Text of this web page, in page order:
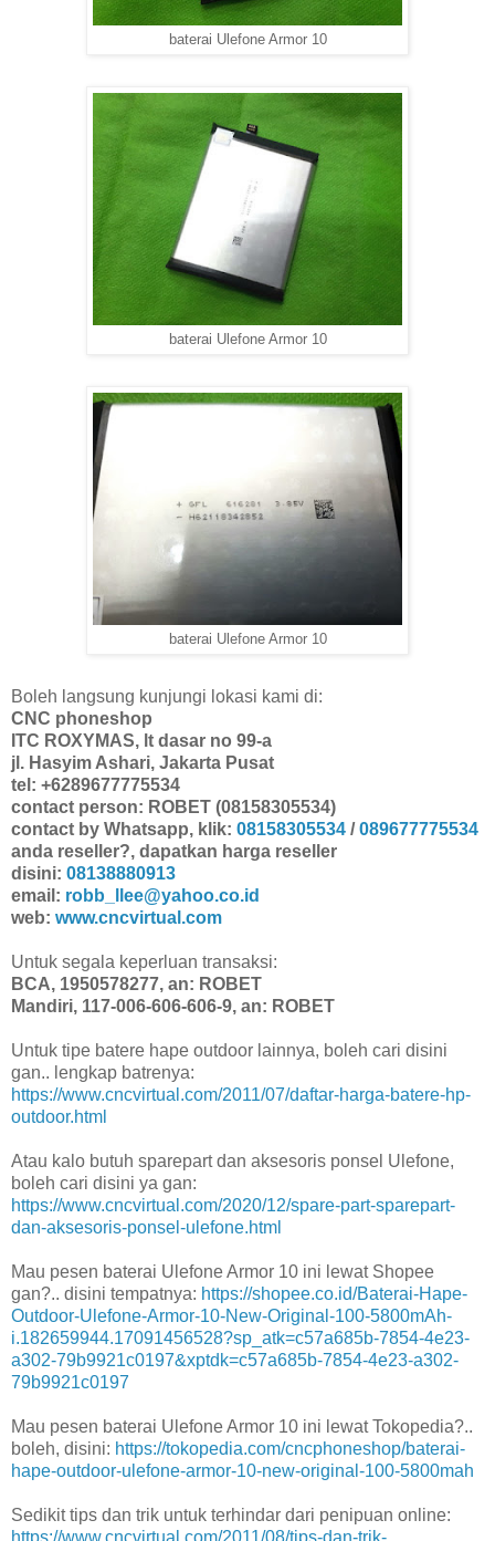
baterai Ulefone Armor 10
baterai Ulefone Armor 10
baterai Ulefone Armor 10
Boleh langsung kunjungi lokasi kami di:
CNC phoneshop
ITC ROXYMAS, lt dasar no 99-a
jl. Hasyim Ashari, Jakarta Pusat
tel: +6289677775534
contact person: ROBET (08158305534)
contact by Whatsapp, klik: 08158305534 /089677775534
anda reseller?, dapatkan harga reseller
disini: 08138880913
email: robb_llee@yahoo.co.id
web: www.cncvirtual.com
Untuk segala keperluan transaksi:
BCA, 1950578277, an: ROBET
Mandiri, 117-006-606-606-9, an: ROBET
Untuk tipe batere hape outdoor lainnya, boleh cari disini
gan.. lengkap batrenya:
https://www.cncvirtual.com/2011/07/daftar-harga-batere-hp-
outdoor.html
Atau kalo butuh sparepart dan aksesoris ponsel Ulefone,
boleh cari disini ya gan:
https://www.cncvirtual.com/2020/12/spare-part-sparepart-
dan-aksesoris-ponsel-ulefone.html
Mau pesen baterai Ulefone Armor 10 ini lewat Shopee
gan?.. disini tempatnya: https://shopee.co.id/Baterai-Hape-
Outdoor-Ulefone-Armor-10-New-Original-100-5800mAh-
i.182659944.17091456528?sp_atk=c57a685b-7854-4e23-
a302-79b9921c0197&xptdk=c57a685b-7854-4e23-a302-
79b9921c0197
Mau pesen baterai Ulefone Armor 10 ini lewat Tokopedia?..
boleh, disini: https://tokopedia.com/cncphoneshop/baterai-
hape-outdoor-ulefone-armor-10-new-original-100-5800mah
Sedikit tips dan trik untuk terhindar dari penipuan online:
https://www.cncvirtual.com/2011/08/tips-dan-trik-